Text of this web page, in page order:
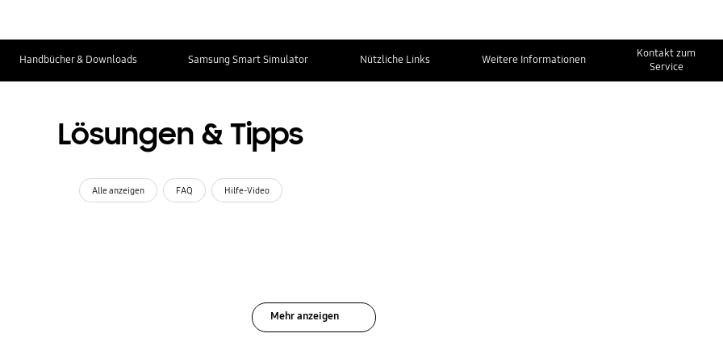
Handbücher & Downloads Samsung Smart Simulator Nützliche Links Weitere Informationen
Kontakt zum
Service
Lösungen & Tipps
Alle anzeigen FAQ Hilfe-Video
Mehr anzeigen